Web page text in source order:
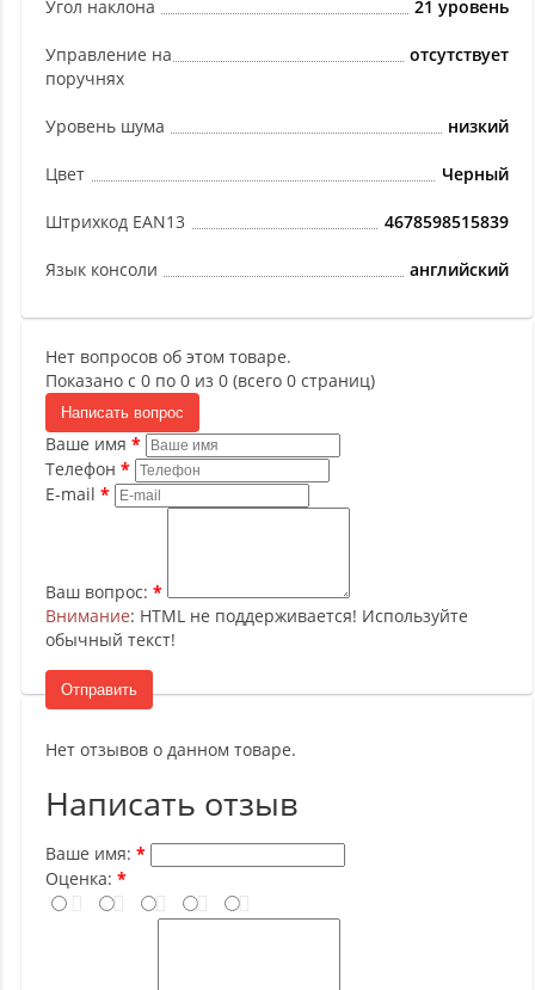
Угол наклона 21 уровень
Управление на
поручнях
отсутствует
Уровень шума низкий
Цвет Черный
Штрихкод EAN13 4678598515839
Язык консоли английский
Нет вопросов об этом товаре.
Показано с 0 по 0 из 0 (всего 0 страниц)
Написать вопрос
Ваше имя
Телефон
E-mail
Ваш вопрос:
Внимание: HTML не поддерживается! Используйте
обычный текст!
Отправить
Нет отзывов о данном товаре.
Написать отзыв
Ваше имя:
Оценка: